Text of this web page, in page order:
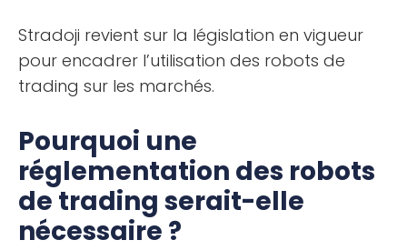
Stradoji revient sur la législation en vigueur
pour encadrer l’utilisation des robots de
trading sur les marchés.
Pourquoi une
réglementation des robots
de trading serait-elle
nécessaire ?